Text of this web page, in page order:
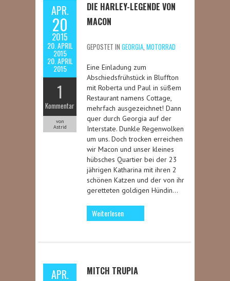
APR.
20
2015
20. APRIL
2015
20. APRIL
2015
1
Kommentar
von
Astrid
DIE HARLEY-LEGENDE VON
MACON
GEPOSTET IN GEORGIA, MOTORRAD
Eine Einladung zum
Abschiedsfrühstück in Bluffton
mit Roberta und Paul in süßem
Restaurant namens Cottage,
mehrfach ausgezeichnet! Dann
quer durch Georgia auf der
Interstate. Dunkle Regenwolken
um uns. Doch trocken erreichen
wir Macon und unser kleines
hübsches Quartier bei der 23
jährigen Katharina mit ihren 2
schönen Katzen und der von ihr
geretteten goldigen Hündin…
Weiterlesen
APR. MITCH TRUPIA